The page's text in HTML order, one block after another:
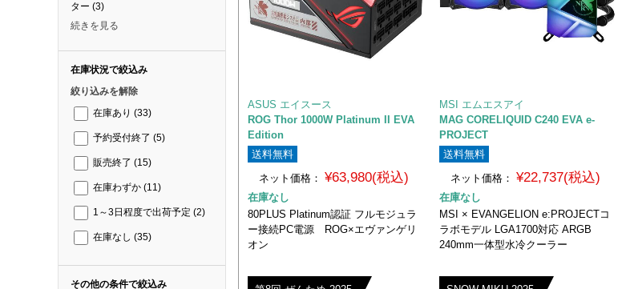
ター (3)
続きを見る
在庫状況で絞込み
絞り込みを解除
在庫あり (33)
予約受付終了 (5)
販売終了 (15)
在庫わずか (11)
1～3日程度で出荷予定 (2)
在庫なし (35)
その他の条件で絞込み
ASUS エイスース
ROG Thor 1000W Platinum II EVA
Edition
送料無料
ネット価格：
¥63,980(税込)
在庫なし
80PLUS Platinum認証 フルモジュラ
ー接続PC電源 ROG×エヴァンゲリ
オン
MSI エムエスアイ
MAG CORELIQUID C240 EVA e-
PROJECT
送料無料
ネット価格：
¥22,737(税込)
在庫なし
MSI × EVANGELION e:PROJECTコ
ラボモデル LGA1700対応 ARGB
240mm一体型水冷クーラー